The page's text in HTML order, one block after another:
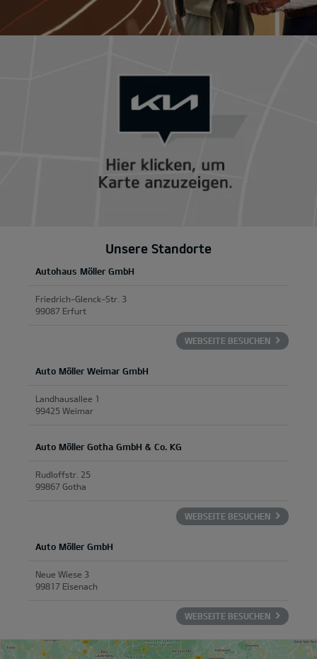
Unsere Standorte
Autohaus Möller GmbH
Friedrich-Glenck-Str. 3
99087 Erfurt
WEBSEITE BESUCHEN
Auto Möller Weimar GmbH
Landhausallee 1
99425 Weimar
Auto Möller Gotha GmbH & Co. KG
Rudloffstr. 25
99867 Gotha
WEBSEITE BESUCHEN
Auto Möller GmbH
Neue Wiese 3
99817 Eisenach
WEBSEITE BESUCHEN